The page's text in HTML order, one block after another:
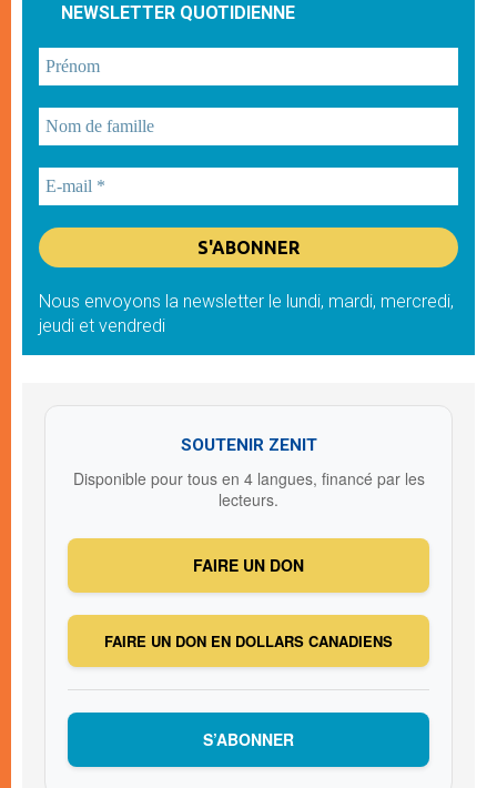
NEWSLETTER QUOTIDIENNE
Nous envoyons la newsletter le lundi, mardi, mercredi,
jeudi et vendredi
SOUTENIR ZENIT
Disponible pour tous en 4 langues, financé par les
lecteurs.
FAIRE UN DON
FAIRE UN DON EN DOLLARS CANADIENS
S’ABONNER